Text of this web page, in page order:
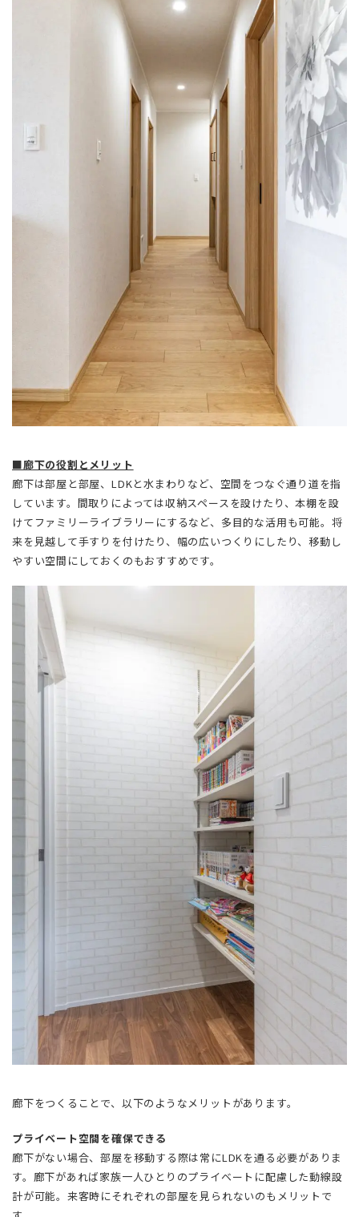
■廊下の役割とメリット
廊下は部屋と部屋、LDKと水まわりなど、空間をつなぐ通り道を指
しています。間取りによっては収納スペースを設けたり、本棚を設
けてファミリーライブラリーにするなど、多目的な活用も可能。将
来を見越して手すりを付けたり、幅の広いつくりにしたり、移動し
やすい空間にしておくのもおすすめです。
廊下をつくることで、以下のようなメリットがあります。
プライベート空間を確保できる
廊下がない場合、部屋を移動する際は常にLDKを通る必要がありま
す。廊下があれば家族一人ひとりのプライベートに配慮した動線設
計が可能。来客時にそれぞれの部屋を見られないのもメリットで